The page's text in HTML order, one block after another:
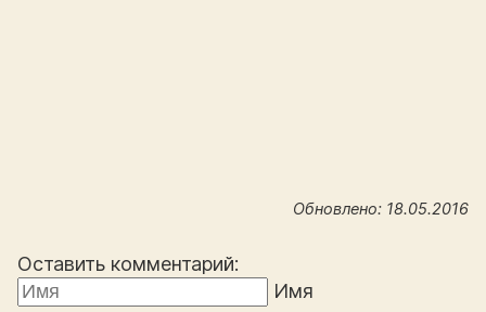
Обновлено: 18.05.2016
Оставить комментарий:
Имя